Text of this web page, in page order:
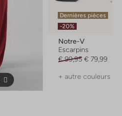
Dernières pièces
-20%
Notre-V
Escarpins
€ 99,95 € 79,99
+ autre couleurs